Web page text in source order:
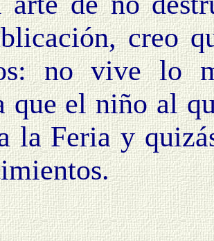
creo
no vive lo
que el niño al
la Feria y